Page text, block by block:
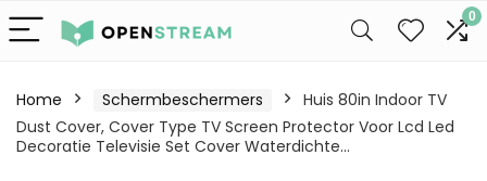
0
Home Schermbeschermers
Huis 80in Indoor TV
Dust Cover, Cover Type TV Screen Protector Voor Lcd Led
Decoratie Televisie Set Cover Waterdichte…